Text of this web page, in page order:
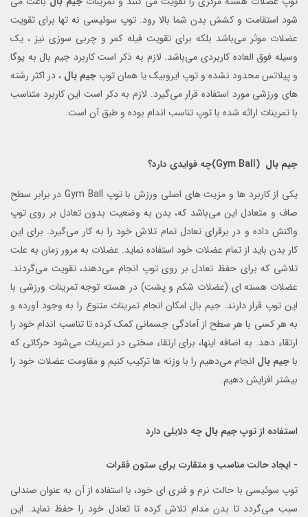
شود استقامت و کشش بدن شما بالا رود. توپ سوئیسی نه تها برای تقویت
عضلات موثر می‌باشد بلکه برای تقویت فیله کمر و چربی سوزی نیز ، یک
وسیله فوق العاده کاربردی می‌باشد. لازم به ذکر است کاربرد جیم بال به یوگا
و پیلاتس محدود نشده و توپ ایروبیک یا همان توپ جیم بال ، در اکثر رشته
های ورزشی مورد استفاده قرار می‌گیرد. لازم به دکر است این کاربرد متناسب
با تمرینات ارائه شده با توپ تناسب اندام بوده و طبق آن است.
جیم بال (Gym Ball)چه فوایدی دارد؟
یکی از کاربرد ها و مزیت های اصلی ورزش با توپ Gym Ball در برابر سطح
صاف و متعادل این می‌باشد که، بدن به وضعیت بدون تعادل بر روی توپ
واکنش داده و در برقرای تعادل تمام تلاش خود را به کار می‌گیرد. برای این
کار بدن باید از تمام عضلات خود استفاده نماید. عضلات به مرور زمان به علت
تلاشی که برای حفظ تعادل بر روی توپ انجام می‌دهند، تقویت می‌گردند.
عضلات هسته ای (عضلات شکم و پشت) در هسته توجه تمرینات ورزشی با
این توپ قرار دارند. جیم بال امکان انجام تمرینات متنوع را به وجود آورده و
به هر کسی با هر سطح از آمادگی جسمانی کمک کرده تا تناسب اندام خود را
ارتقاء دهد. به اضافه اینها، برای ارتقاء سختی در تمرینات می‌شود حرکاتی که
باجیم بال انجام می‌دهیم را با وزنه ها ترکیب کنیم و مقاومت عضلات خود را
بیشتر افزایش دهیم.
استفاده از توپجیم بال چه دلایلی دارد
- ایجاد حالت مناسب و متقارت برای ستون فقرات
توپ سوئیسی با حالت نرم و فنری ای خود، با استفاده از آن به عنوان صندلی
سبب می‌گردد تا بدن مدام تلاش کرده تا تعادل خود را حفظ نماید. این